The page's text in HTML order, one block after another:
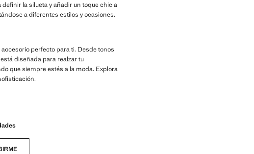
la silueta y añadir un toque chic a
a diferentes estilos y ocasiones.
perfecto para ti. Desde tonos
diseñada para realzar tu
que siempre estés a la moda. Explora